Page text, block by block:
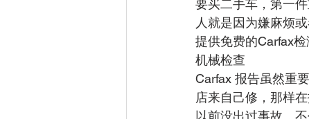
要买二手车，第一
人就是因为嫌麻烦
提供免费的Carfax
机械检查
Carfax 报告虽然重
店来自己修，那样
以前没出过事故，